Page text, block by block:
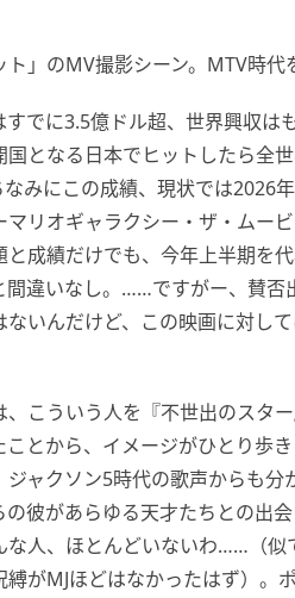
ト」のMV撮影シーン。MTV時代
でに3.5億ドル超、世界興収は
国となる日本でヒットしたら全
みにこの成績、現状では2026
リオギャラクシー・ザ・ムー
と成績だけでも、今年上半期を
間違いなし。……ですがー、賛
いんだけど、この映画に対し
、こういう人を『不世出のスタ
とから、イメージがひとり歩
ジャクソン5時代の歌声からも
彼があらゆる天才たちとの出
人、ほとんどいないわ……（似
がMJほどはなかったはず）。